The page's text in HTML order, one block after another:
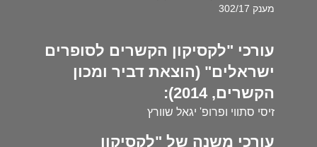
מענק 302/17
עורכי "לקסיקון הקשרים לסופרים
ישראלים" (הוצאת דביר ומכון
הקשרים, 2014):
זיסי סתווי ופרופ' יגאל שוורץ
עורכי משנה של "לקסיקון